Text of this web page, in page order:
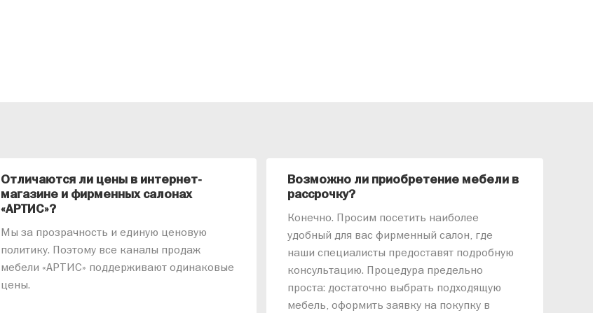
Отличаются ли цены в интернет-
магазине и фирменных салонах
«АРТИС»?
Мы за прозрачность и единую ценовую
политику. Поэтому все каналы продаж
мебели «АРТИС» поддерживают одинаковые
цены.
Возможно ли приобретение мебели в
рассрочку?
Конечно. Просим посетить наиболее
удобный для вас фирменный салон, где
наши специалисты предоставят подробную
консультацию. Процедура предельно
проста: достаточно выбрать подходящую
мебель, оформить заявку на покупку в